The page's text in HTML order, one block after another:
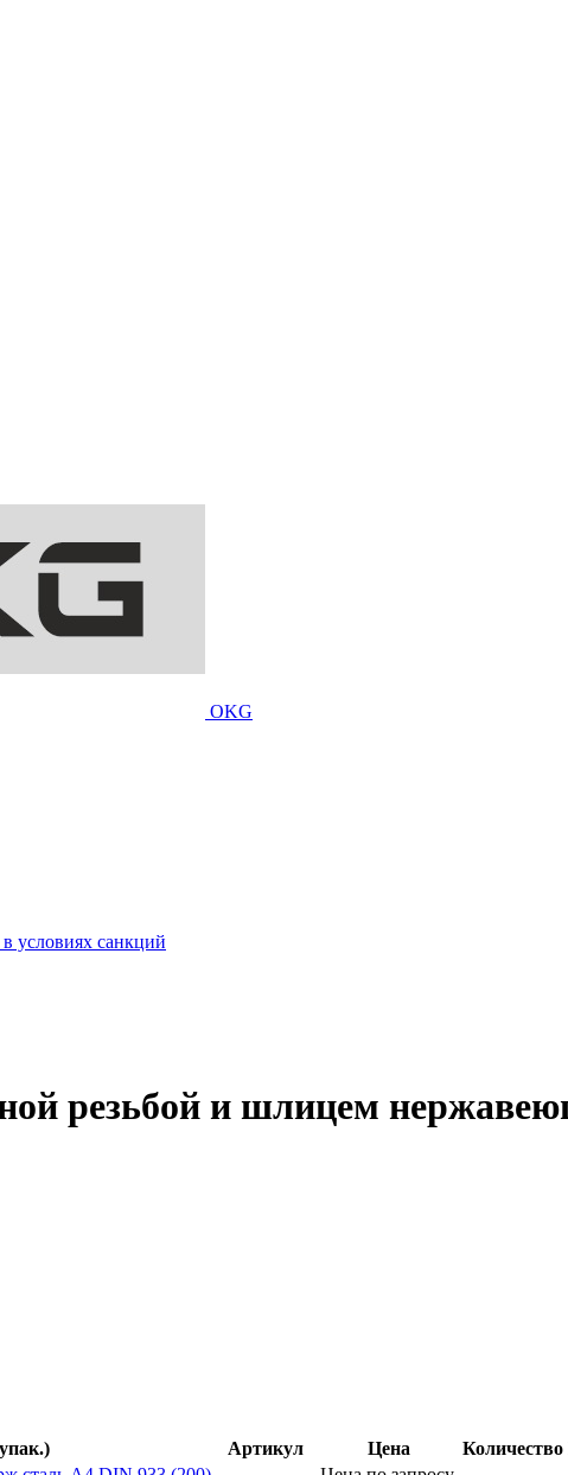
OKG
условиях санкций
резьбой и шлицем
Артикул Цена Количество